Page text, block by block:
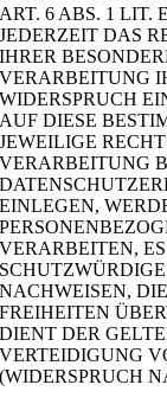
ART. 6 ABS. 1 LIT.
JEDERZEIT DAS
IHRER
VERARBEITUNG
WIDERSPRUCH
AUF DIESE
JEWEILIGE
VERARBEITUNG
EINLEGEN,
VERARBEITEN,
NACHWEISEN,
FREIHEITEN
DIENT DER
VERTEIDIGUNG
(WIDERSPRUCH